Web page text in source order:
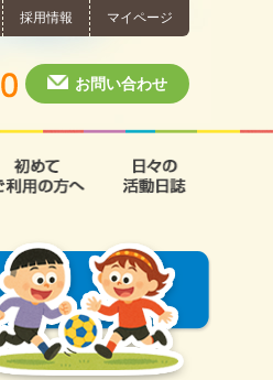
採用情報 マイページ
個別相談・お問い合わせ
お問い合わせ